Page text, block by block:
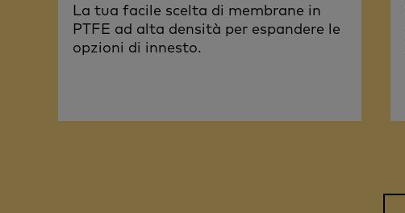
La tua facile scelta di membrane in
PTFE ad alta densità per espandere le
opzioni di innesto.